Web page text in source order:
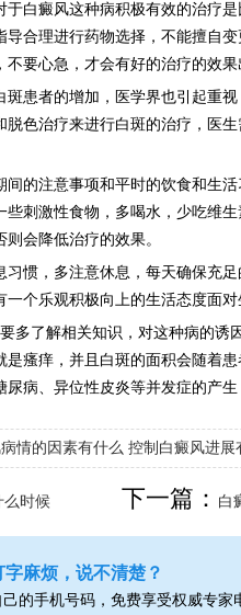
癜风这种病积极有效的治疗是
合理进行药物选择，不能擅自
要心急，才会有好的治疗的效果
者的增加，医学界也引起重视
色治疗来进行白斑的治疗，医
注意事项和平时的饮食和生活
刺激性食物，多喝水，少吃维
会降低治疗的效果。
，多注意休息，每天确保充足
个乐观积极向上的生活态度面对
多了解相关知识，对这种病的诱
瘙痒，并且白斑的面积会随着患
病、异位性皮炎等并发症的产
情的因素有什么 控制白癜风进展
么时候 下一篇： 白
字麻烦，说不清楚？
的手机号码，免费享受权威专家